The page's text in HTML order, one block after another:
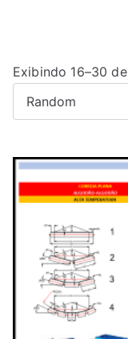
Exibindo 16–30